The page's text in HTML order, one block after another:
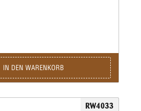
IN DEN WARENKORB
RW4033